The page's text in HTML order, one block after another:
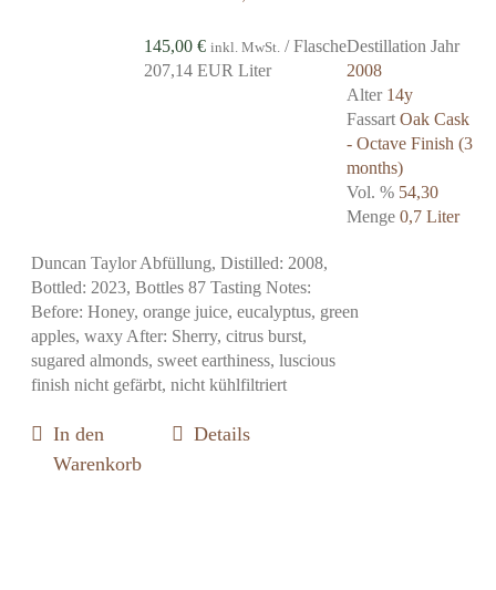
145,00€ inkl. MwSt. / Flasche
207,14 EUR Liter
Destillation Jahr
2008
Alter 14y
FassartOak Cask
- Octave Finish (3
months)
Vol. % 54,30
Menge0,7 Liter
Duncan Taylor Abfüllung, Distilled: 2008,
Bottled: 2023, Bottles 87 Tasting Notes:
Before: Honey, orange juice, eucalyptus, green
apples, waxy After: Sherry, citrus burst,
sugared almonds, sweet earthiness, luscious
finish nicht gefärbt, nicht kühlfiltriert
In den
Warenkorb
Details